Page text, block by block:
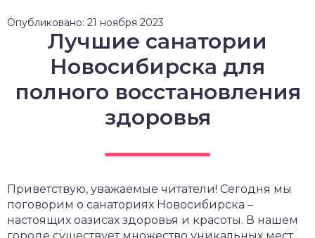
Опубликовано: 21 ноября 2023
Лучшие санатории
Новосибирска для
полного восстановления
здоровья
Приветствую, уважаемые читатели! Сегодня мы
поговорим о санаториях Новосибирска –
настоящих оазисах здоровья и красоты. В нашем